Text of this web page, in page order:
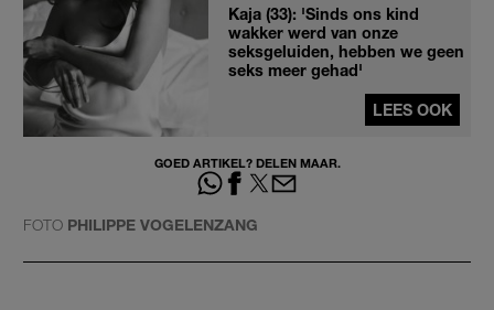
Kaja (33): 'Sinds ons kind
wakker werd van onze
seksgeluiden, hebben we geen
seks meer gehad'
LEES OOK
GOED ARTIKEL? DELEN MAAR.
FOTO PHILIPPE VOGELENZANG